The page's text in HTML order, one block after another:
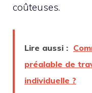
coûteuses.
Lire aussi :
préalable de
individuelle ?